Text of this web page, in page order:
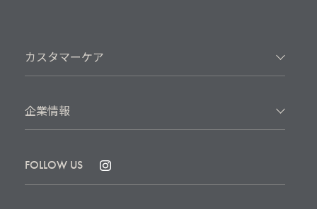
カスタマーケア
企業情報
FOLLOW US